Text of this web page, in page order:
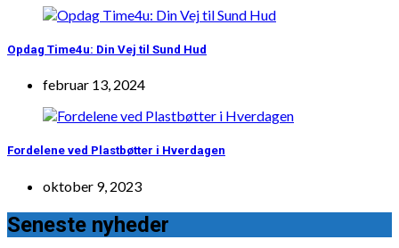
Opdag Time4u: Din Vej til Sund Hud
februar 13, 2024
Fordelene ved Plastbøtter i Hverdagen
oktober 9, 2023
Seneste nyheder